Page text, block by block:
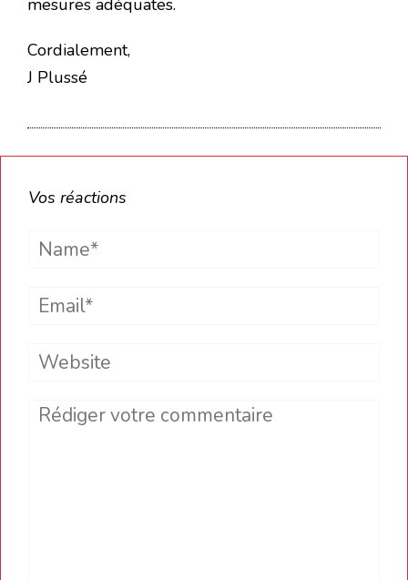
mesures adéquates.
Cordialement,
J Plussé
Vos réactions
Name*
Email*
Website
Comment